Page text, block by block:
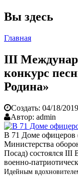
Вы здесь
Главная
III
конкурс
Родина»
Создать: 04/18/
Автор: admin
В 71 Доме офицеров
Министерства
Посад) состоялся III
военно-
Идейным